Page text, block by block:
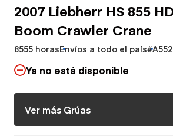
2007 Liebherr HS 855
Boom Crawler Crane
8555 horasEnvíos a todo el país
Ya no está disponible
Ver más Grúas